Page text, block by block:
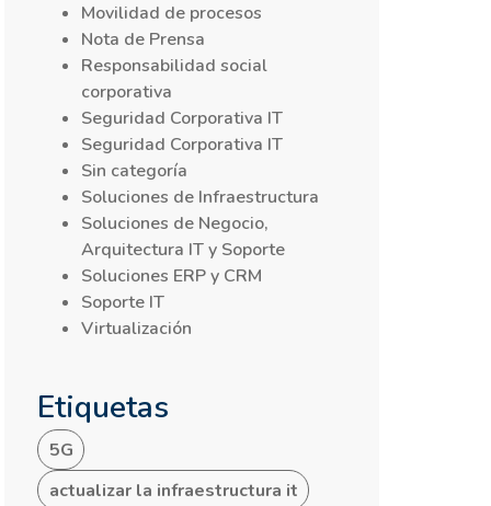
Movilidad de procesos
Nota de Prensa
Responsabilidad social
corporativa
Seguridad Corporativa IT
Seguridad Corporativa IT
Sin categoría
Soluciones de Infraestructura
Soluciones de Negocio,
Arquitectura IT y Soporte
Soluciones ERP y CRM
Soporte IT
Virtualización
Etiquetas
5G
actualizar la infraestructura it